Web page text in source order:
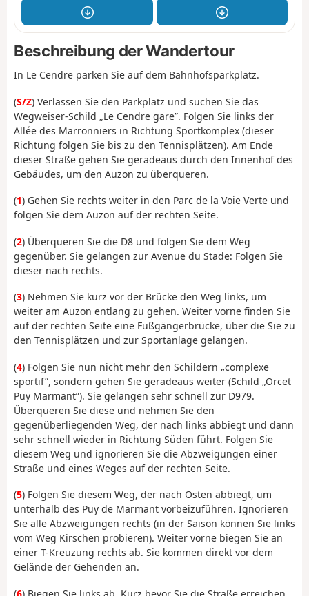
Beschreibung der Wandertour
In Le Cendre parken Sie auf dem Bahnhofsparkplatz.
(S/Z) Verlassen Sie den Parkplatz und suchen Sie das
Wegweiser-Schild „Le Cendre gare”. Folgen Sie links der
Allée des Marronniers in Richtung Sportkomplex (dieser
Richtung folgen Sie bis zu den Tennisplätzen). Am Ende
dieser Straße gehen Sie geradeaus durch den Innenhof des
Gebäudes, um den Auzon zu überqueren.
(1) Gehen Sie rechts weiter in den Parc de la Voie Verte und
folgen Sie dem Auzon auf der rechten Seite.
(2) Überqueren Sie die D8 und folgen Sie dem Weg
gegenüber. Sie gelangen zur Avenue du Stade: Folgen Sie
dieser nach rechts.
(3) Nehmen Sie kurz vor der Brücke den Weg links, um
weiter am Auzon entlang zu gehen. Weiter vorne finden Sie
auf der rechten Seite eine Fußgängerbrücke, über die Sie zu
den Tennisplätzen und zur Sportanlage gelangen.
(4) Folgen Sie nun nicht mehr den Schildern „complexe
sportif”, sondern gehen Sie geradeaus weiter (Schild „Orcet
Puy Marmant”). Sie gelangen sehr schnell zur D979.
Überqueren Sie diese und nehmen Sie den
gegenüberliegenden Weg, der nach links abbiegt und dann
sehr schnell wieder in Richtung Süden führt. Folgen Sie
diesem Weg und ignorieren Sie die Abzweigungen einer
Straße und eines Weges auf der rechten Seite.
(5) Folgen Sie diesem Weg, der nach Osten abbiegt, um
unterhalb des Puy de Marmant vorbeizuführen. Ignorieren
Sie alle Abzweigungen rechts (in der Saison können Sie links
vom Weg Kirschen probieren). Weiter vorne biegen Sie an
einer T-Kreuzung rechts ab. Sie kommen direkt vor dem
Gelände der Gehenden an.
(6) Biegen Sie links ab. Kurz bevor Sie die Straße erreichen,